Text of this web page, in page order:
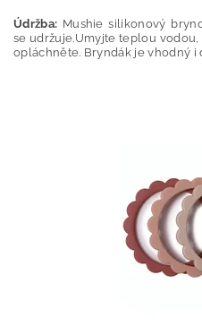
Údržba: Mushie silikonový
se udržuje.Umyjte teplou
opláchněte. Bryndák je vhodný i